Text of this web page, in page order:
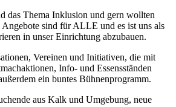
das Thema Inklusion und gern wollten
sind für ALLE und es ist uns als
in unser Einrichtung abzubauen.
Vereinen und Initiativen, die mit
Info- und Essensständen
ein buntes Bühnenprogramm.
aus Kalk und Umgebung, neue